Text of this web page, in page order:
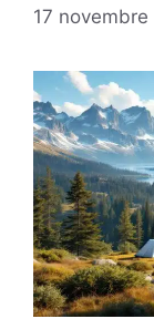
17 novembre